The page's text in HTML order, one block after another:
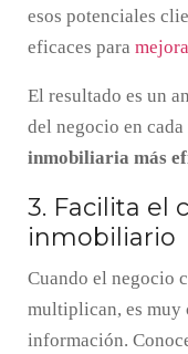
esos potenciales
eficaces para
El resultado es un
del negocio en
inmobiliaria más
3. Facilita el
inmobiliario
Cuando el negocio
multiplican, es muy
información.